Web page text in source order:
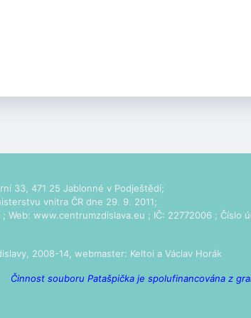
v Novém Boru
33, 471 25 Jablonné v Podještědí;
vnitra ČR dne 29. 9. 2011;
; Web: www.centrumzdislava.eu ; IČ: 22772006 ; Číslo
2008-14, webmaster: Keltoi a Václav Horák
Činnost souboru Patašpička je spolufinancována z